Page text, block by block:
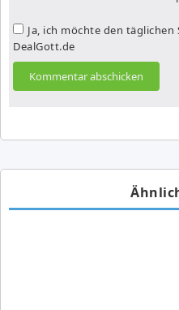
Ja, ich möchte den
DealGott.de